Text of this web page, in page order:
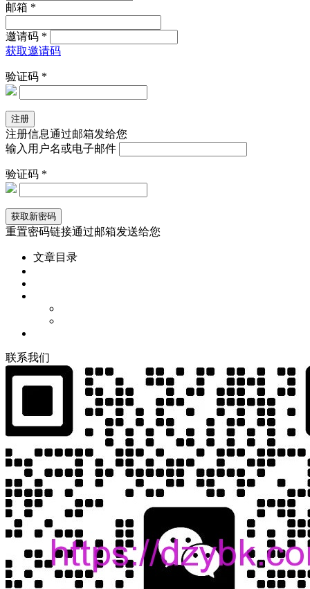
邮箱 *
邀请码 *
获取邀请码
验证码 *
注册信息通过邮箱发给您
输入用户名或电子邮件
验证码 *
重置密码链接通过邮箱发送给您
文章目录
联系我们